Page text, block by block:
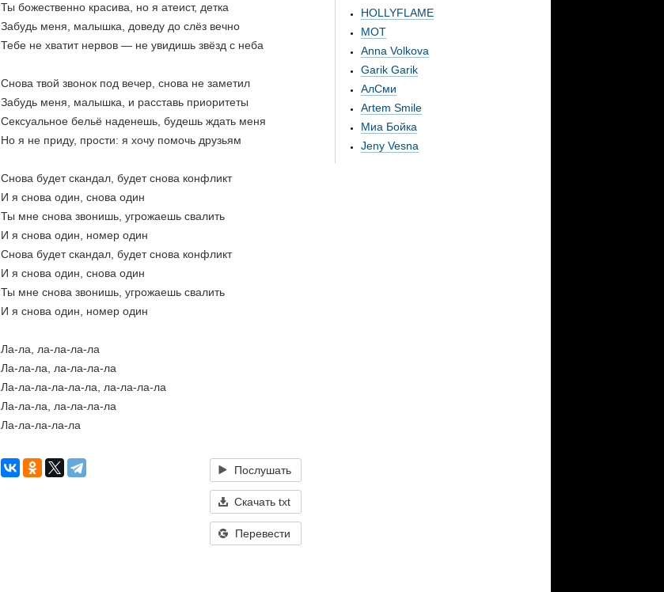
Ты божественно красива, но я атеист, детка
Забудь меня, малышка, доведу до слёз вечно
Тебе не хватит нервов — не увидишь звёзд с неба
Снова твой звонок под вечер, снова не заметил
Забудь меня, малышка, и расставь приоритеты
Сексуальное бельё наденешь, будешь ждать меня
Но я не приду, прости: я хочу помочь друзьям
Снова будет скандал, будет снова конфликт
И я снова один, снова один
Ты мне снова звонишь, угрожаешь свалить
И я снова один, номер один
Снова будет скандал, будет снова конфликт
И я снова один, снова один
Ты мне снова звонишь, угрожаешь свалить
И я снова один, номер один
Ла-ла, ла-ла-ла-ла
Ла-ла-ла, ла-ла-ла-ла
Ла-ла-ла-ла-ла-ла, ла-ла-ла-ла
Ла-ла-ла, ла-ла-ла-ла
Ла-ла-ла-ла-ла
Послушать
Скачать txt
Перевести
HOLLYFLAME
МОТ
Anna Volkova
Garik Garik
АлСми
Artem Smile
Миа Бойка
Jeny Vesna